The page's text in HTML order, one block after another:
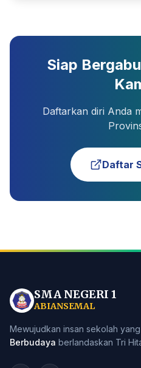
Siap
Daftarkan diri Anda
Daftar
SMA NEGERI 1
ABIANSEMAL
Mewujudkan insan sekolah yang
Berbudaya berlandaskan Tri